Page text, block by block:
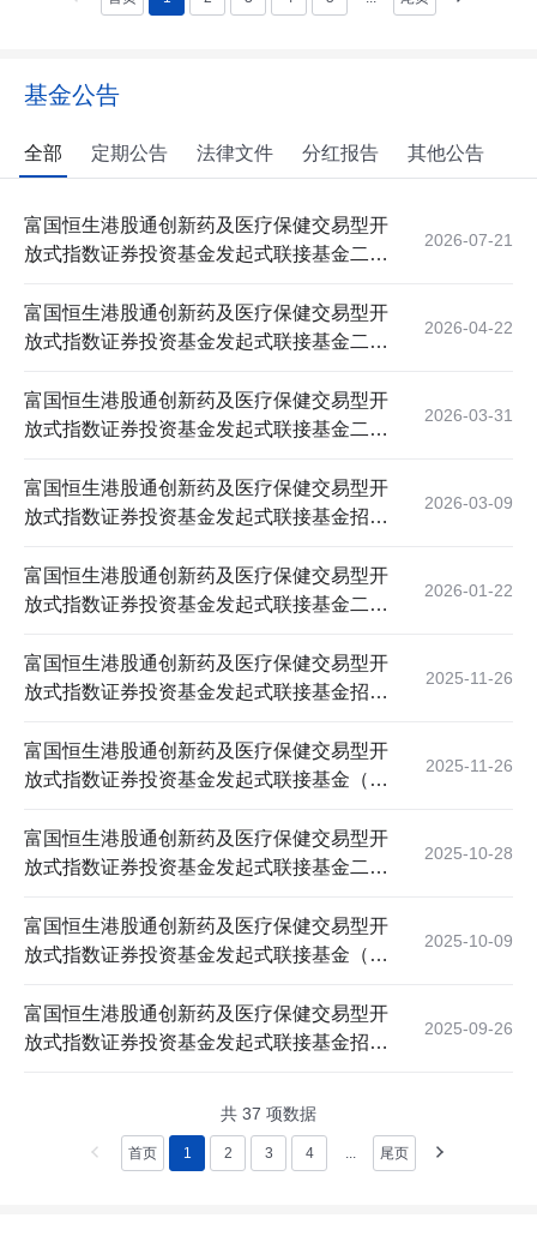
基金公告
全部 定期公告 法律文件 分红报告 其他公告
富国恒生港股通创新药及医疗保健交易型开
放式指数证券投资基金发起式联接基金二0
2026-07-21
富国恒生港股通创新药及医疗保健交易型开
放式指数证券投资基金发起式联接基金二0
2026-04-22
富国恒生港股通创新药及医疗保健交易型开
放式指数证券投资基金发起式联接基金二0
2026-03-31
富国恒生港股通创新药及医疗保健交易型开
放式指数证券投资基金发起式联接基金招募
2026-03-09
富国恒生港股通创新药及医疗保健交易型开
放式指数证券投资基金发起式联接基金二0
2026-01-22
富国恒生港股通创新药及医疗保健交易型开
放式指数证券投资基金发起式联接基金招募
2025-11-26
富国恒生港股通创新药及医疗保健交易型开
放式指数证券投资基金发起式联接基金（A
2025-11-26
富国恒生港股通创新药及医疗保健交易型开
放式指数证券投资基金发起式联接基金二0
2025-10-28
富国恒生港股通创新药及医疗保健交易型开
放式指数证券投资基金发起式联接基金（A
2025-10-09
富国恒生港股通创新药及医疗保健交易型开
放式指数证券投资基金发起式联接基金招募
2025-09-26
共 37 项数据
首页 1 2 3 4 ... 尾页